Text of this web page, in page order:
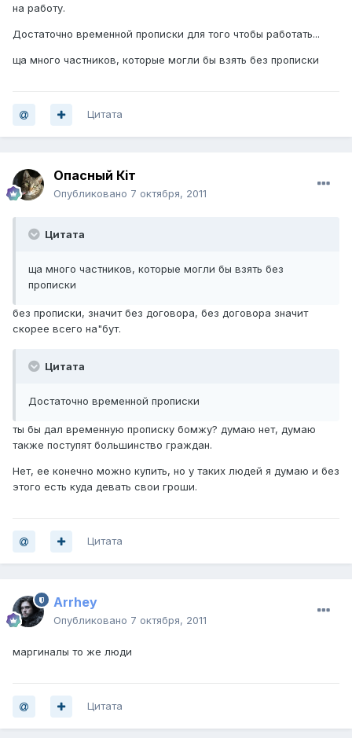
на работу.
Достаточно временной прописки для того чтобы работать...
ща много частников, которые могли бы взять без прописки
Цитата
Опасный Кiт
Опубликовано 7 октября, 2011
Цитата
ща много частников, которые могли бы взять без
прописки
без прописки, значит без договора, без договора значит
скорее всего на"бут.
Цитата
Достаточно временной прописки
ты бы дал временную прописку бомжу? думаю нет, думаю
также поступят большинство граждан.
Нет, ее конечно можно купить, но у таких людей я думаю и без
этого есть куда девать свои гроши.
Цитата
Arrhey
Опубликовано 7 октября, 2011
маргиналы то же люди
Цитата